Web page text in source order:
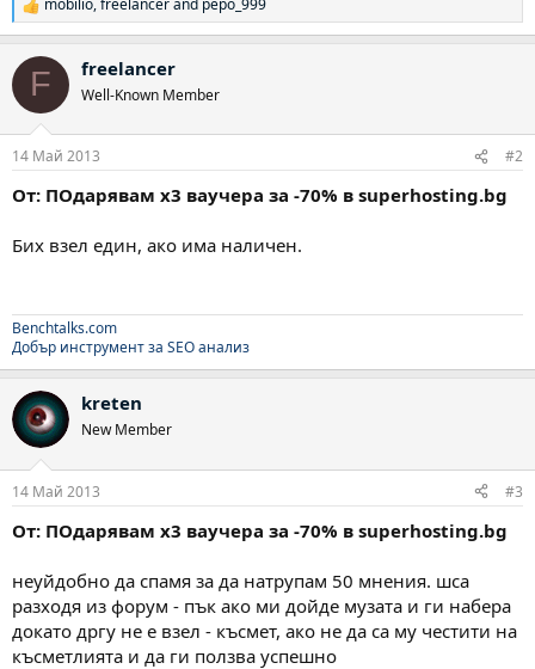
Р
е
к
и
F freelancer
Well-Known Member
14 Май 2013 #2
От: ПОдарявам х3 ваучера за -70% в superhosting.bg
Бих взел един, ако има наличен.
Benchtalks.com
Добър инструмент за SEO анализ
kreten
New Member
14 Май 2013 #3
От: ПОдарявам х3 ваучера за -70% в superhosting.bg
неуйдобно да спамя за да натрупам 50 мнения. шса
разходя из форум - пък ако ми дойде музата и ги набера
докато дргу не е взел - късмет, ако не да са му честити на
късметлията и да ги ползва успешно